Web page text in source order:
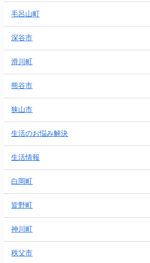
毛呂山町
深谷市
滑川町
熊谷市
狭山市
生活のお悩み解決
生活情報
白岡町
皆野町
神川町
秩父市